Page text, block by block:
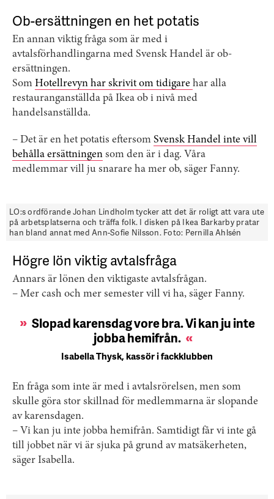
Ob-ersättningen en het potatis
En annan viktig fråga som är med i
avtalsförhandlingarna med Svensk Handel är ob-
ersättningen.
Som Hotellrevyn har skrivit om tidigare har alla
restauranganställda på Ikea ob i nivå med
handelsanställda.
– Det är en het potatis eftersom Svensk Handel inte vill
behålla ersättningen som den är i dag. Våra
medlemmar vill ju snarare ha mer ob, säger Fanny.
LO:s ordförande Johan Lindholm tycker att det är roligt att vara ute
på arbetsplatserna och träffa folk. I disken på Ikea Barkarby pratar
han bland annat med Ann-Sofie Nilsson. Foto: Pernilla Ahlsén
Högre lön viktig avtalsfråga
Annars är lönen den viktigaste avtalsfrågan.
– Mer cash och mer semester vill vi ha, säger Fanny.
Slopad karensdag vore bra. Vi kan ju inte
jobba hemifrån.
Isabella Thysk, kassör i fackklubben
En fråga som inte är med i avtalsrörelsen, men som
skulle göra stor skillnad för medlemmarna är slopande
av karensdagen.
– Vi kan ju inte jobba hemifrån. Samtidigt får vi inte gå
till jobbet när vi är sjuka på grund av matsäkerheten,
säger Isabella.